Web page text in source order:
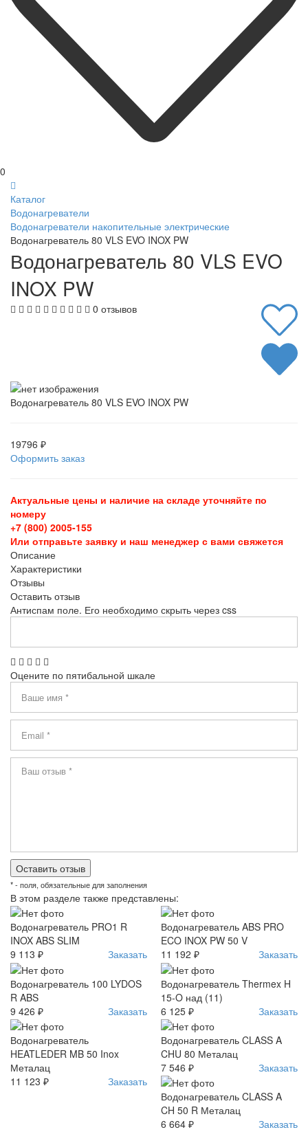
0
Каталог
Водонагреватели
Водонагреватели накопительные электрические
Водонагреватель 80 VLS EVO INOX PW
Водонагреватель 80 VLS EVO
INOX PW
0 отзывов
Водонагреватель 80 VLS EVO INOX PW
19796 ₽
Оформить заказ
Актуальные цены и наличие на складе уточняйте по
номеру
+7 (800) 2005-155
Или отправьте заявку и наш менеджер с вами свяжется
Описание
Характеристики
Отзывы
Оставить отзыв
Антиспам поле. Его необходимо скрыть через css
Оцените по пятибальной шкале
* - поля, обязательные для заполнения
В этом разделе также представлены:
Водонагреватель PRO1 R
INOX ABS SLIM
9 113 ₽
Заказать
Водонагреватель ABS PRO
ECO INOX PW 50 V
11 192 ₽
Заказать
Водонагреватель 100 LYDOS
R ABS
9 426 ₽
Заказать
Водонагреватель Thermex H
15-O над (11)
6 125 ₽
Заказать
Водонагреватель
HEATLEDER MB 50 Inox
Металац
11 123 ₽
Заказать
Водонагреватель CLASS A
CHU 80 Металац
7 546 ₽
Заказать
Водонагреватель CLASS A
CH 50 R Металац
6 664 ₽
Заказать